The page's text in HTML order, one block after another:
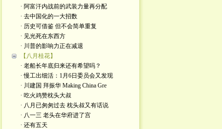
· 阿富汗内战前的武装力量再分配
· 去中国化的一大招数
· 历史可借鉴 但不会简单重复
· 见光死在东西方
· 川普的影响力正在减退
【八月桂花】
· 老船长年底归来还有希望吗？
· 慢工出细活：1月6日委员会又发现
· 川建国 拜振华 Making China Gre
· 吃火鸡赞枕头大叔
· 八月已匆匆过去 枕头叔又有话说
· 八一三 老头在华府进了宫
· 还有五天